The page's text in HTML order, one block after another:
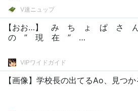
V速ニュップ
【おお…】 み ち ょ ぱ さ
の ” 現 在 ” …
VIPワイドガイド
【画像】学校長の出てるAo、見つか